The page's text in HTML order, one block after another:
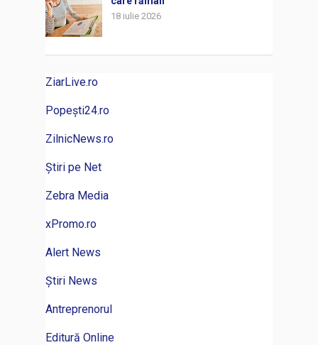
18 iulie 2026
ZiarLive.ro
Popești24.ro
ZilnicNews.ro
Știri pe Net
Zebra Media
xPromo.ro
Alert News
Știri News
Antreprenorul
Editură Online